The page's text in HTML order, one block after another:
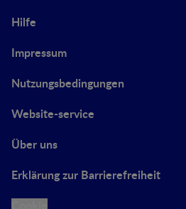
Hilfe
Impressum
Nutzungsbedingungen
Website-service
Über uns
Erklärung zur Barrierefreiheit